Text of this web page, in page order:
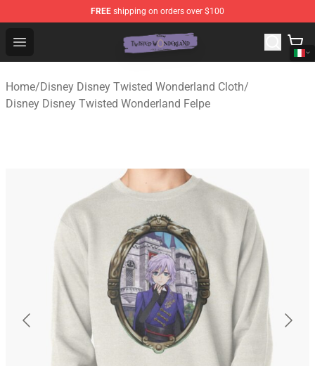
FREE shipping on orders over $100
Open menu
Twisted Wonderland Store - Official Twisted
Home/Disney Disney Twisted Wonderland Cloth/
Disney Disney Twisted Wonderland Felpe